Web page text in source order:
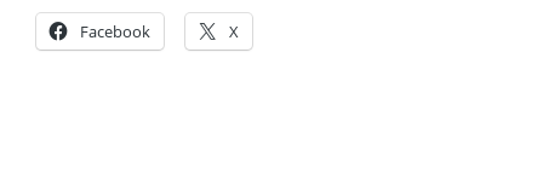
Facebook X